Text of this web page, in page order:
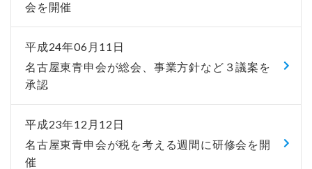
会を開催
平成24年06月11日
名古屋東青申会が総会、事業方針など３議案を
承認
平成23年12月12日
名古屋東青申会が税を考える週間に研修会を開
催